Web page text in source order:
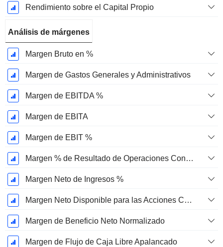
Rendimiento sobre el Capital Propio
Análisis de márgenes
Margen Bruto en %
Margen de Gastos Generales y Administrativos
Margen de EBITDA %
Margen de EBITA
Margen de EBIT %
Margen % de Resultado de Operaciones Continuas
Margen Neto de Ingresos %
Margen Neto Disponible para las Acciones Comunes %
Margen de Beneficio Neto Normalizado
Margen de Flujo de Caja Libre Apalancado